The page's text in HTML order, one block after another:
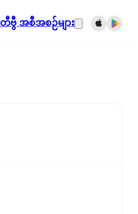
တီဗွီ အစီအစဉ်များ